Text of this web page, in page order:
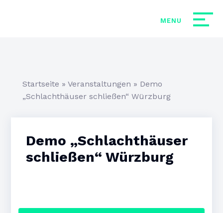
Startseite » Veranstaltungen » Demo
„Schlachthäuser schließen“ Würzburg
Demo „Schlachthäuser
schließen“ Würzburg